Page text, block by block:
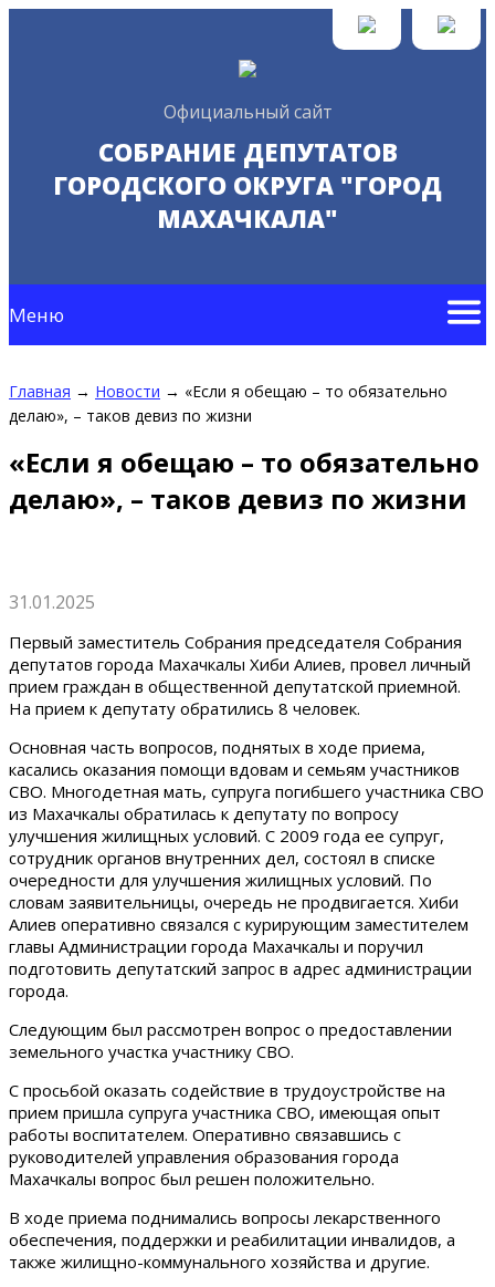
Официальный сайт
СОБРАНИЕ ДЕПУТАТОВ
ГОРОДСКОГО ОКРУГА "ГОРОД
МАХАЧКАЛА"
Меню
Главная → Новости → «Если я обещаю – то обязательно
делаю», – таков девиз по жизни
«Если я обещаю – то обязательно
делаю», – таков девиз по жизни
31.01.2025
Первый заместитель Собрания председателя Собрания
депутатов города Махачкалы Хиби Алиев, провел личный
прием граждан в общественной депутатской приемной.
На прием к депутату обратились 8 человек.
Основная часть вопросов, поднятых в ходе приема,
касались оказания помощи вдовам и семьям участников
СВО. Многодетная мать, супруга погибшего участника СВО
из Махачкалы обратилась к депутату по вопросу
улучшения жилищных условий. С 2009 года ее супруг,
сотрудник органов внутренних дел, состоял в списке
очередности для улучшения жилищных условий. По
словам заявительницы, очередь не продвигается. Хиби
Алиев оперативно связался с курирующим заместителем
главы Администрации города Махачкалы и поручил
подготовить депутатский запрос в адрес администрации
города.
Следующим был рассмотрен вопрос о предоставлении
земельного участка участнику СВО.
С просьбой оказать содействие в трудоустройстве на
прием пришла супруга участника СВО, имеющая опыт
работы воспитателем. Оперативно связавшись с
руководителей управления образования города
Махачкалы вопрос был решен положительно.
В ходе приема поднимались вопросы лекарственного
обеспечения, поддержки и реабилитации инвалидов, а
также жилищно-коммунального хозяйства и другие.